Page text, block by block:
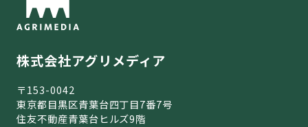
株式会社アグリメディア
〒153-0042
東京都目黒区青葉台四丁目7番7号
住友不動産青葉台ヒルズ9階